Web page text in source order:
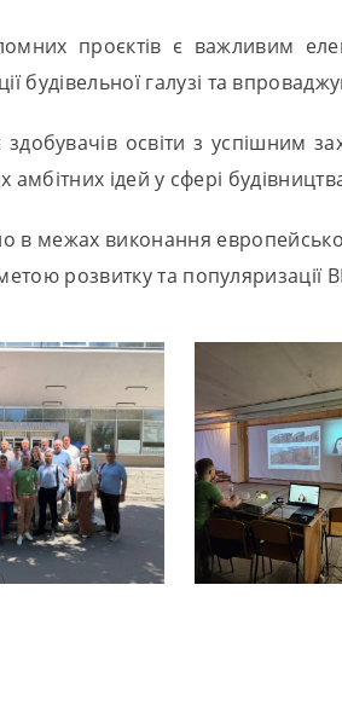
проєктів є важливим
галузі та
освіти з успішним
амбітних ідей у сфері
в межах виконання
розвитку та популяризації